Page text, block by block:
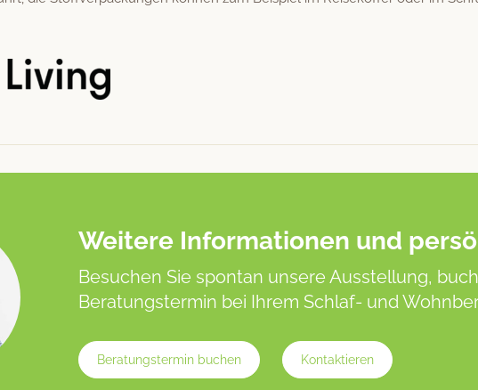
Weitere Informationen und
Besuchen Sie spontan unsere Ausstellung,
Beratungstermin bei Ihrem Schlaf- und
Beratungstermin buchen Kontaktieren